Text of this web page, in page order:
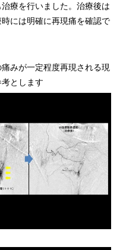
療を行いました。治療後は
には明確に再現痛を確認で
みが一定程度再現される現
とします